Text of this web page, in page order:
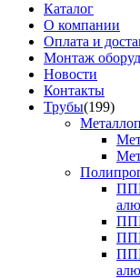
Каталог
О компании
Оплата и
Монтаж
Новости
Контакты
Трубы(199)